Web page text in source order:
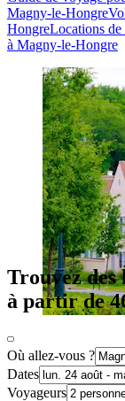
Magny-le-Hongre
HongreLocations
à Magny-le-Hongre
Trouvez
à partir de
Où allez-vous ?
Dates
Voyageurs